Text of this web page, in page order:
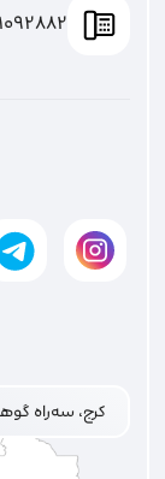
کرج، سه‌راه